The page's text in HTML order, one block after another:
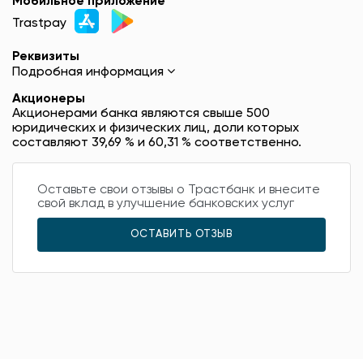
Trastpay
Реквизиты
Подробная информация
Акционеры
Акционерами банка являются свыше 500
юридических и физических лиц, доли которых
составляют 39,69 % и 60,31 % соответственно.
Оставьте свои отзывы о Трастбанк и внесите
свой вклад в улучшение банковских услуг
ОСТАВИТЬ ОТЗЫВ